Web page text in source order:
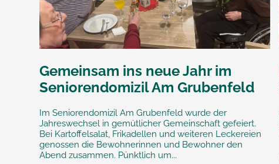
Gemeinsam ins neue Jahr im
Seniorendomizil Am Grubenfeld
Im Seniorendomizil Am Grubenfeld wurde der
Jahreswechsel in gemütlicher Gemeinschaft gefeiert.
Bei Kartoffelsalat, Frikadellen und weiteren Leckereien
genossen die Bewohnerinnen und Bewohner den
Abend zusammen. Pünktlich um...